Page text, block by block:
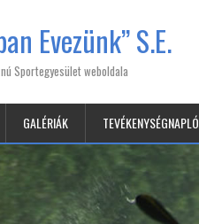
Evezünk” S.E.
Sportegyesület weboldala
GALÉRIÁK TEVÉKENYSÉGNAPLÓ